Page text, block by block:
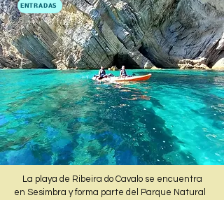
ENTRADAS
La playa de Ribeira do Cavalo se encuentra
en Sesimbra y forma parte del Parque Natural